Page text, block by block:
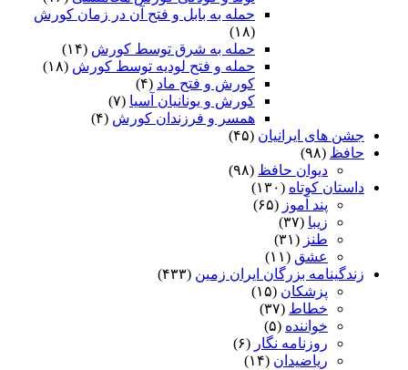
حمله به بابل و فتح آن در زمان کورش
(۱۸)
حمله به شرق توسط کورش (۱۴)
حمله و فتح لودیه توسط کورش (۱۸)
کورش و فتح ماد (۴)
کورش و یونانیان آسیا (۷)
همسر و فرزندان کورش (۴)
جشن های ایرانیان (۴۵)
حافظ (۹۸)
دیوان حافظ (۹۸)
داستان کوتاه (۱۳۰)
پند آموز (۶۵)
زیبا (۳۷)
طنز (۳۱)
عشق (۱۱)
زندگینامه بزرگان ایران زمین (۴۳۳)
پزشکان (۱۵)
خطاط (۳۷)
خواننده (۵)
روزنامه نگار (۶)
ریاضیدان (۱۴)